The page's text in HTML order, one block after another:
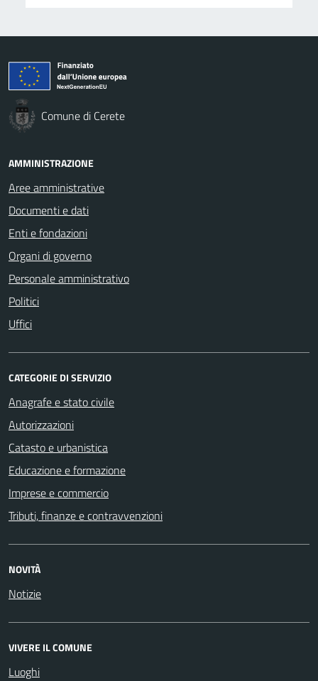
Comune di Cerete
AMMINISTRAZIONE
Aree amministrative
Documenti e dati
Enti e fondazioni
Organi di governo
Personale amministrativo
Politici
Uffici
CATEGORIE DI SERVIZIO
Anagrafe e stato civile
Autorizzazioni
Catasto e urbanistica
Educazione e formazione
Imprese e commercio
Tributi, finanze e contravvenzioni
NOVITÀ
Notizie
VIVERE IL COMUNE
Luoghi